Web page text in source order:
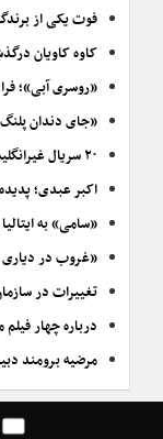
فوت یکی از
کاوه کاویان
«روسری آبی»؛
«جای دندان
۲۰ سریال غیرانگلیسی‌زبان برگزیده سال‌های اخیر
اکبر عبدی؛
«سامی» به
«غروب در دیاری
تغییرات در
درباره چهار فیلم موفق در
مرضیه برومند